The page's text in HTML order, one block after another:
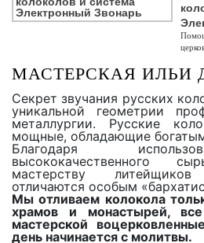
МАСТЕРСКАЯ ИЛЬИ
Секрет звучания русских
уникальной геометрии
металлургии. Русские
мощные, обладающие
Благодаря
высококачественного
мастерству
отличаются особым
Мы отливаем колокола
храмов и монастырей,
мастерской
день начинается с молитвы.